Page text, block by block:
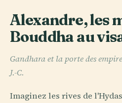
Alexandre, les
Bouddha au
Gandhara et la porte des
J.-C.
Imaginez les rives de